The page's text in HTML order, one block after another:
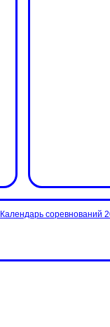
Календарь соревнований